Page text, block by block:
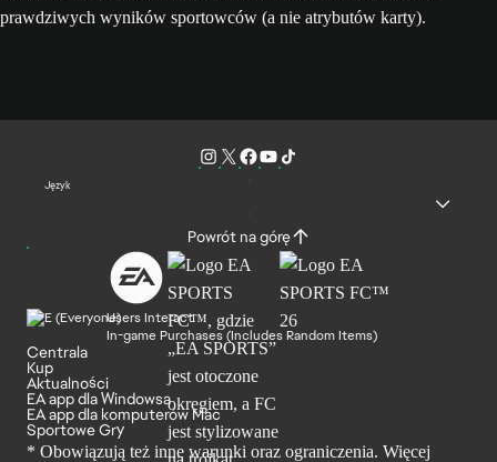
prawdziwych wyników sportowców (a nie atrybutów karty).
Język
Powrót na górę
Users Interact
In-game Purchases (Includes Random Items)
Centrala
Kup
Aktualności
EA app dla Windowsa
EA app dla komputerów Mac
Sportowe Gry
* Obowiązują też inne warunki oraz ograniczenia. Więcej